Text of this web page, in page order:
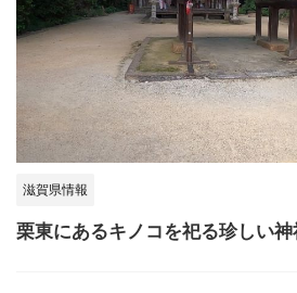
滋賀県情報
栗東にあるキノコを祀る珍しい